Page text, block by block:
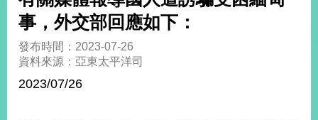
總
合
外
事，外交部回應如下：
發布時間：2023-07-26
資料來源：亞東太平洋司
2023/07/26